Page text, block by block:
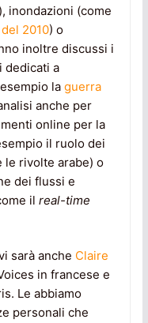
), inondazioni (come
2010) o
inoltre discussi i
dedicati a
la guerra
anche per
online per la
il ruolo dei
le rivolte arabe) o
dei flussi e
il real-time
sarà anche Claire
in francese e
Le abbiamo
personali che